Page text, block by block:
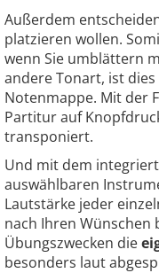
Außerdem
platzieren wollen.
wenn Sie umblättern
andere Tonart, ist
Notenmappe. Mit der
Partitur auf
transponiert.
Und mit dem
auswählbaren
Lautstärke jeder
nach Ihren Wünschen
Übungszwecken die
besonders laut